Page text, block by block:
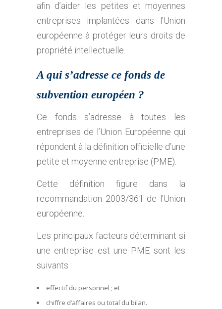
afin d’aider les petites et moyennes
entreprises implantées dans l’Union
européenne à protéger leurs droits de
propriété intellectuelle.
A qui s’adresse ce fonds de
subvention européen ?
Ce fonds s’adresse à toutes les
entreprises de l’Union Européenne qui
répondent à la définition officielle d’une
petite et moyenne entreprise (PME).
Cette définition figure dans la
recommandation 2003/361 de l’Union
européenne.
Les principaux facteurs déterminant si
une entreprise est une PME sont les
suivants :
effectif du personnel ; et
chiffre d’affaires ou total du bilan.